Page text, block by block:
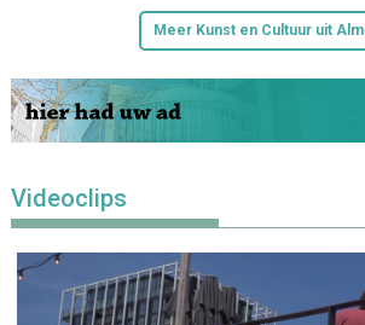
Meer Kunst en Cultuur uit
Videoclips